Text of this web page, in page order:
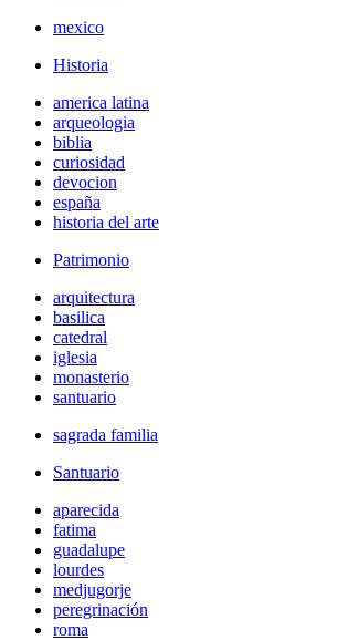
mexico
Historia
america latina
arqueologia
biblia
curiosidad
devocion
españa
historia del arte
Patrimonio
arquitectura
basilica
catedral
iglesia
monasterio
santuario
sagrada familia
Santuario
aparecida
fatima
guadalupe
lourdes
medjugorje
peregrinación
roma